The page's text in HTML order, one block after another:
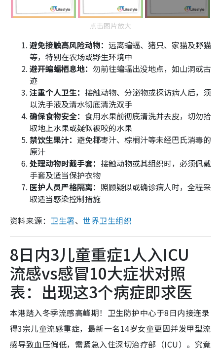
点击图片放大
避免接触高风险动物： 远离蝙蝠、猪只、家猫及野猫
等，特别在农场或野生环境中
避开蝙蝠栖息地： 勿前往蝙蝠出没地点，如山洞或古
迹
注重个人卫生： 接触动物、分泌物或探访病人后，须
以洗手液及清水彻底清洗双手
确保食物安全： 食用水果前彻底清洗并去皮，切勿拾
取地上水果或疑似被咬的水果
禁饮生果汁： 避免椰枣汁、棕榈汁等未经巴氏消毒的
原汁
处理动物时戴手套： 接触动物或其组织时，必须佩戴
手套及适当保护衣物
医护人员严格隔离： 照顾疑似或确诊病人时，全程采
取适当感染控制措施
资料来源： 卫生署、世界卫生组织
8日内3儿童重症1人入ICU
流感vs感冒10大症状对照
表：出现这3个病症即求医
本港踏入冬季流感高峰期！卫生防护中心于8日内接连录
得3宗儿童流感重症，最新一名14岁女童更因并发甲型流
感导致血压偏低，需紧急入住深切治疗部（ICU）。究竟